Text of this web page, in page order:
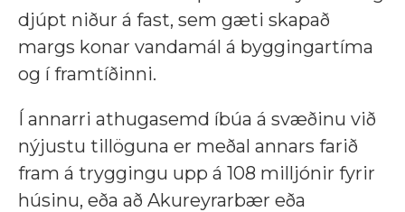
djúpt niður á fast, sem gæti skapað
margs konar vandamál á byggingartíma
og í framtíðinni.
Í annarri athugasemd íbúa á svæðinu við
nýjustu tillöguna er meðal annars farið
fram á tryggingu upp á 108 milljónir fyrir
húsinu, eða að Akureyrarbær eða